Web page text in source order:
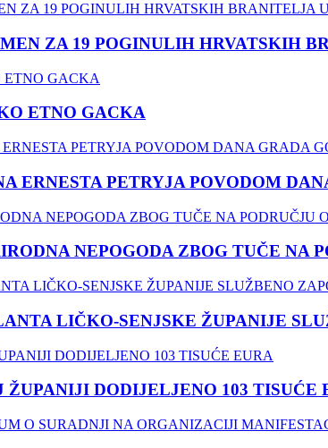
ZA 19 POGINULIH HRVATSKIH
ETNO GACKA
ERNESTA PETRYJA POVODOM
NEPOGODA ZBOG TUČE NA
LIČKO-SENJSKE ŽUPANIJE
ŽUPANIJI DODIJELJENO 103 TISUĆE